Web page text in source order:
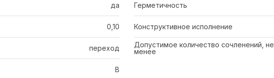
да
0,10
переход
В
Герметичность
Конструктивное исполнение
Допустимое количество сочленений, не
менее